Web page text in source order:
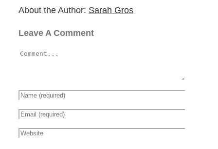
About the Author: Sarah Gros
Leave A Comment